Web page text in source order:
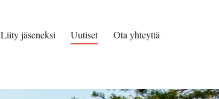
Liity jäseneksi Uutiset
Ota yhteyttä